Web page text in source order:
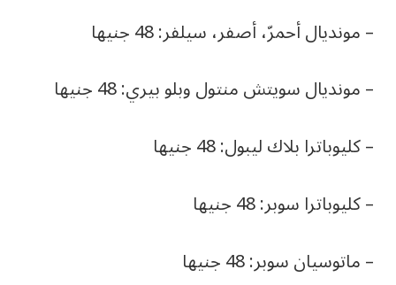
– مونديال أحمرّ، أصفر، سيلفر: 48 جنيها
– مونديال سويتش منتول وبلو بيري: 48 جنيها
– كليوباترا بلاك ليبول: 48 جنيها
– كليوباترا سوبر: 48 جنيها
– ماتوسيان سوبر: 48 جنيها